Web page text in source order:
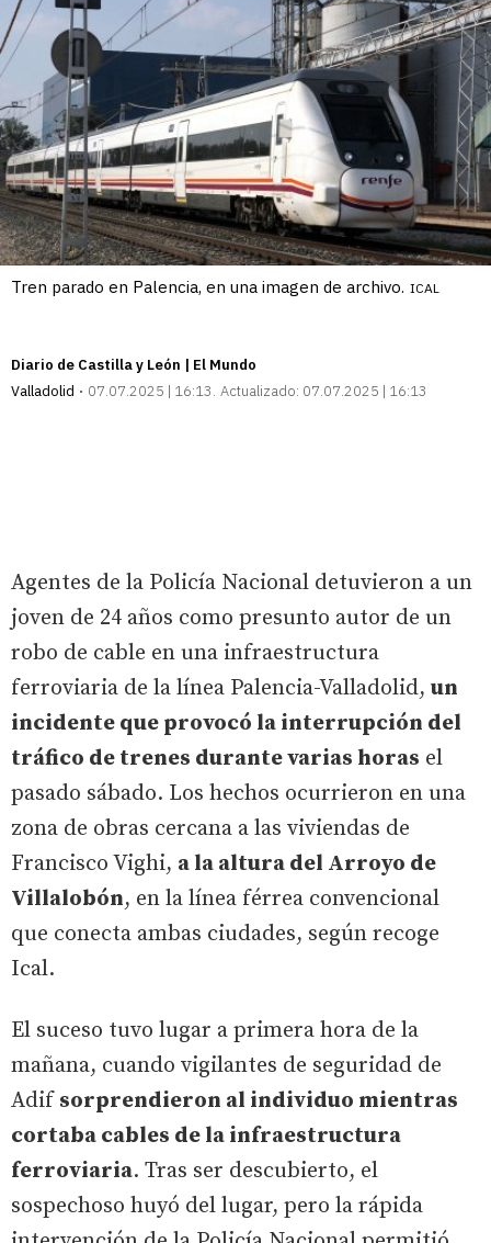
Tren parado en Palencia, en una imagen de archivo. ICAL
Diario de Castilla y León | El Mundo
Valladolid
07.07.2025 | 16:13 Actualizado: 07.07.2025 | 16:13
Agentes de la Policía Nacional detuvieron a un
joven de 24 años como presunto autor de un
robo de cable en una infraestructura
ferroviaria de la línea Palencia-Valladolid, un
incidente que provocó la interrupción del
tráfico de trenes durante varias horas el
pasado sábado. Los hechos ocurrieron en una
zona de obras cercana a las viviendas de
Francisco Vighi, a la altura del Arroyo de
Villalobón, en la línea férrea convencional
que conecta ambas ciudades, según recoge
Ical.
El suceso tuvo lugar a primera hora de la
mañana, cuando vigilantes de seguridad de
Adif sorprendieron al individuo mientras
cortaba cables de la infraestructura
ferroviaria. Tras ser descubierto, el
sospechoso huyó del lugar, pero la rápida